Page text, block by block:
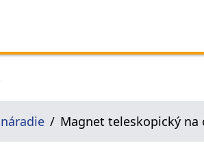
Magnet teleskopický